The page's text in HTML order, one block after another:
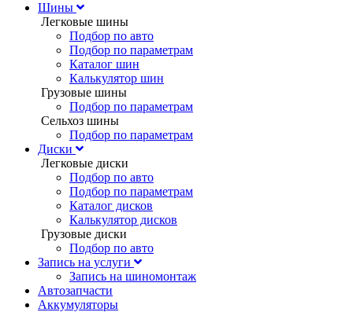
Шины
Легковые шины
Подбор по авто
Подбор по параметрам
Каталог шин
Калькулятор шин
Грузовые шины
Подбор по параметрам
Сельхоз шины
Подбор по параметрам
Диски
Легковые диски
Подбор по авто
Подбор по параметрам
Каталог дисков
Калькулятор дисков
Грузовые диски
Подбор по авто
Запись на услуги
Запись на шиномонтаж
Автозапчасти
Аккумуляторы